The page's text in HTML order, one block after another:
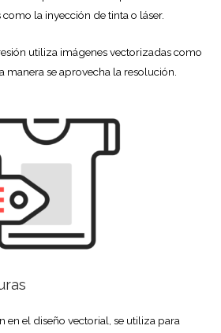
la inyección de tinta o láser.
utiliza imágenes vectorizadas como
manera se aprovecha la resolución.
en el diseño vectorial, se utiliza para